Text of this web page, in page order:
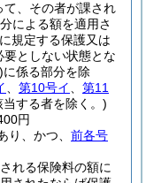
て、その者が課され
による額を適用さ
規定する保護又は
要としない状態とな
に係る部分を除
第10号イ
第11
当する者を除く。)
円
、かつ、 前各号
れる保険料の額に